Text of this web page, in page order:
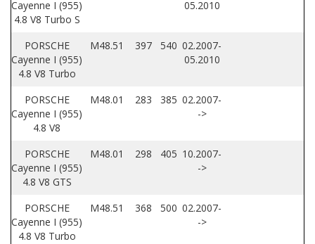
Cayenne I (955)
4.8 V8 Turbo S
05.2010
PORSCHE
Cayenne I (955)
4.8 V8 Turbo
M48.51 397 540 02.2007-
05.2010
PORSCHE
Cayenne I (955)
4.8 V8
M48.01 283 385 02.2007-
->
PORSCHE
Cayenne I (955)
4.8 V8 GTS
M48.01 298 405 10.2007-
->
PORSCHE
Cayenne I (955)
4.8 V8 Turbo
M48.51 368 500 02.2007-
->